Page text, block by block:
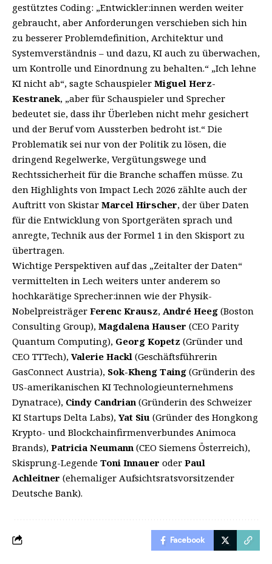
gestütztes Coding: „Entwickler:innen werden weiter
gebraucht, aber Anforderungen verschieben sich hin
zu besserer Problemdefinition, Architektur und
Systemverständnis – und dazu, KI auch zu überwachen,
um Kontrolle und Einordnung zu behalten.“ „Ich lehne
KI nicht ab“, sagte Schauspieler Miguel Herz-
Kestranek, „aber für Schauspieler und Sprecher
bedeutet sie, dass ihr Überleben nicht mehr gesichert
und der Beruf vom Aussterben bedroht ist.“ Die
Problematik sei nur von der Politik zu lösen, die
dringend Regelwerke, Vergütungswege und
Rechtssicherheit für die Branche schaffen müsse. Zu
den Highlights von Impact Lech 2026 zählte auch der
Auftritt von Skistar Marcel Hirscher, der über Daten
für die Entwicklung von Sportgeräten sprach und
anregte, Technik aus der Formel 1 in den Skisport zu
übertragen.
Wichtige Perspektiven auf das „Zeitalter der Daten“
vermittelten in Lech weiters unter anderem so
hochkarätige Sprecher:innen wie der Physik-
Nobelpreisträger Ferenc Krausz, André Heeg (Boston
Consulting Group), Magdalena Hauser (CEO Parity
Quantum Computing), Georg Kopetz (Gründer und
CEO TTTech), Valerie Hackl (Geschäftsführerin
GasConnect Austria), Sok-Kheng Taing (Gründerin des
US-amerikanischen KI Technologieunternehmens
Dynatrace), Cindy Candrian (Gründerin des Schweizer
KI Startups Delta Labs), Yat Siu (Gründer des Hongkong
Krypto- und Blockchainfirmenverbundes Animoca
Brands), Patricia Neumann (CEO Siemens Österreich),
Skisprung-Legende Toni Innauer oder Paul
Achleitner (ehemaliger Aufsichtsratsvorsitzender
Deutsche Bank).
Facebook